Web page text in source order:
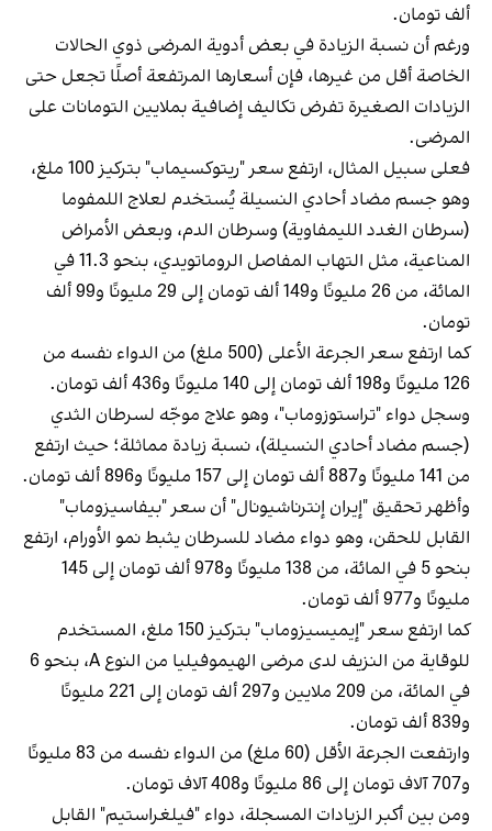
ألف تومان.
ورغم أن نسبة الزيادة في بعض أدوية المرضى ذوي الحالات
الخاصة أقل من غيرها، فإن أسعارها المرتفعة أصلًا تجعل حتى
الزيادات الصغيرة تفرض تكاليف إضافية بملايين التومانات على
المرضى.
فعلى سبيل المثال، ارتفع سعر "ريتوكسيماب" بتركيز 100 ملغ،
وهو جسم مضاد أحادي النسيلة يُستخدم لعلاج اللمفوما
(سرطان الغدد الليمفاوية) وسرطان الدم، وبعض الأمراض
المناعية، مثل التهاب المفاصل الروماتويدي، بنحو 11.3 في
المائة، من 26 مليونًا و149 ألف تومان إلى 29 مليونًا و99 ألف
تومان.
كما ارتفع سعر الجرعة الأعلى (500 ملغ) من الدواء نفسه من
126 مليونًا و198 ألف تومان إلى 140 مليونًا و436 ألف تومان.
وسجل دواء "تراستوزوماب"، وهو علاج موجّه لسرطان الثدي
(جسم مضاد أحادي النسيلة)، نسبة زيادة مماثلة؛ حيث ارتفع
من 141 مليونًا و887 ألف تومان إلى 157 مليونًا و896 ألف تومان.
وأظهر تحقيق "إيران إنترناشيونال" أن سعر "بيفاسيزوماب"
القابل للحقن، وهو دواء مضاد للسرطان يثبط نمو الأورام، ارتفع
بنحو 5 في المائة، من 138 مليونًا و978 ألف تومان إلى 145
مليونًا و977 ألف تومان.
كما ارتفع سعر "إيميسيزوماب" بتركيز 150 ملغ، المستخدم
للوقاية من النزيف لدى مرضى الهيموفيليا من النوع A، بنحو 6
في المائة، من 209 ملايين و297 ألف تومان إلى 221 مليونًا
و839 ألف تومان.
وارتفعت الجرعة الأقل (60 ملغ) من الدواء نفسه من 83 مليونًا
و707 آلاف تومان إلى 86 مليونًا و408 آلاف تومان.
ومن بين أكبر الزيادات المسجلة، دواء "فيلغراستيم" القابل